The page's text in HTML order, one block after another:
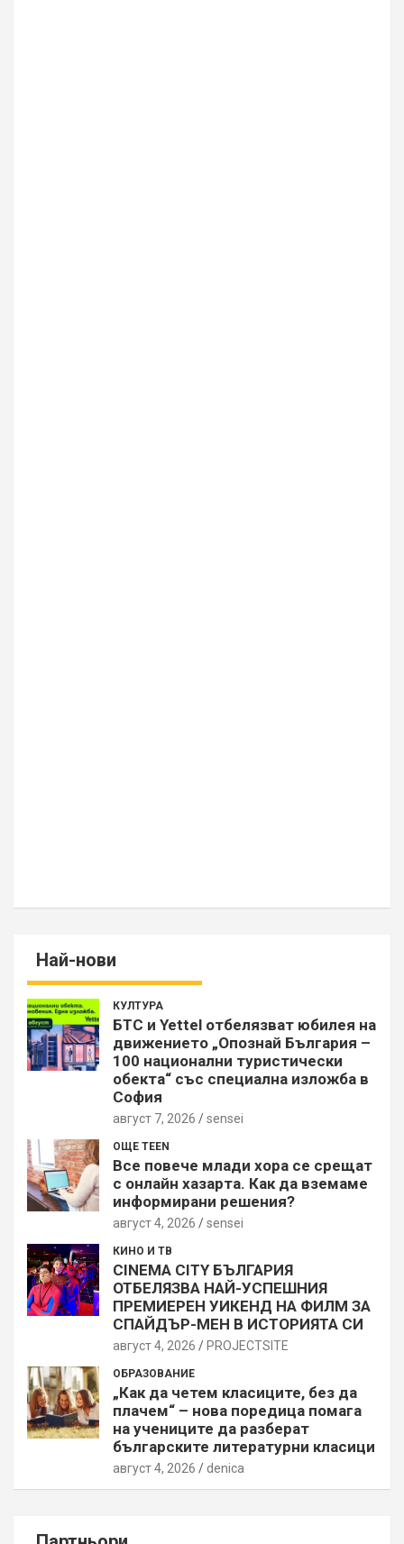
Най-нови
КУЛТУРА
БТС и Yettel отбелязват юбилея на
движението „Опознай България –
100 национални туристически
обекта“ със специална изложба в
София
август 7, 2026 sensei
ОЩЕ TEEN
Все повече млади хора се срещат
с онлайн хазарта. Как да вземаме
информирани решения?
август 4, 2026 sensei
КИНО И ТВ
CINEMA CITY БЪЛГАРИЯ
ОТБЕЛЯЗВА НАЙ-УСПЕШНИЯ
ПРЕМИЕРЕН УИКЕНД НА ФИЛМ ЗА
СПАЙДЪР-МЕН В ИСТОРИЯТА СИ
август 4, 2026 PROJECTSITЕ
ОБРАЗОВАНИЕ
„Как да четем класиците, без да
плачем“ – нова поредица помага
на учениците да разберат
българските литературни класици
август 4, 2026 denica